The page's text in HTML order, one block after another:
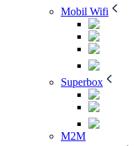
Mobil Wifi
Superbox
M2M